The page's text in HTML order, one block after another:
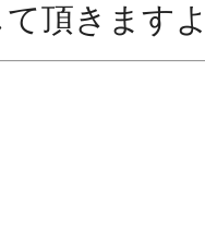
頂きます